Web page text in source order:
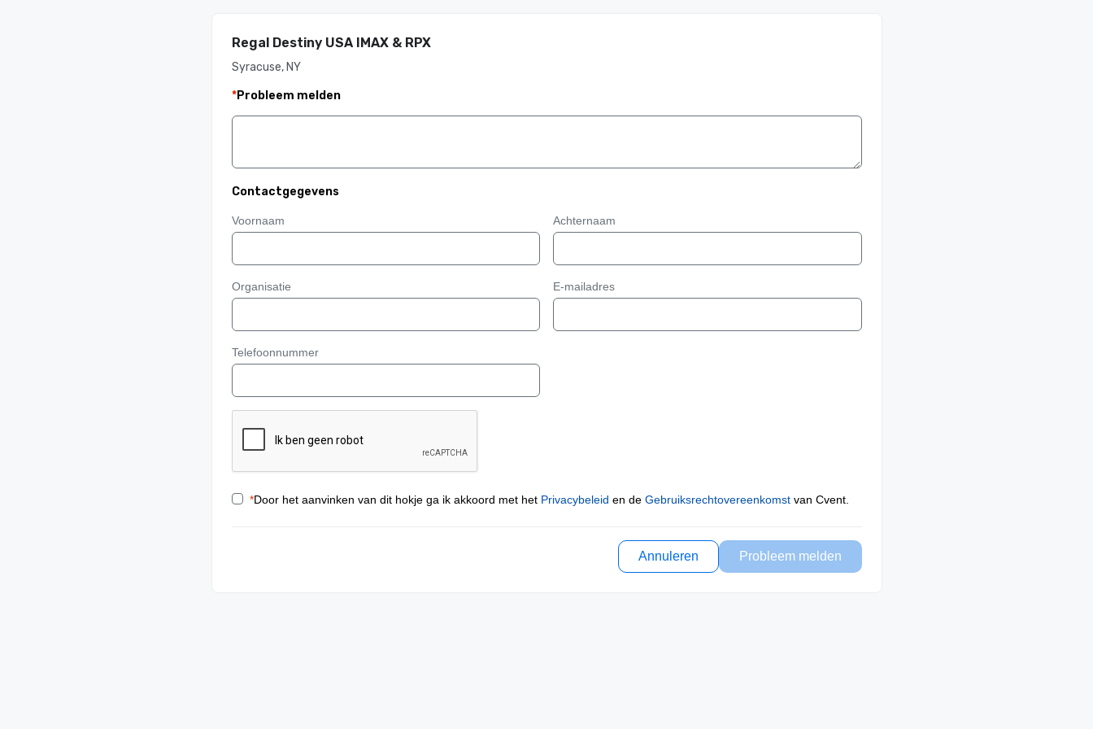
Regal Destiny USA IMAX & RPX
Syracuse, NY
*Probleem melden
Contactgegevens
Voornaam Achternaam
Organisatie E-mailadres
Telefoonnummer
*Door het aanvinken van dit hokje ga ik akkoord met het Privacybeleid en de Gebruiksrechtovereenkomstvan Cvent.
Annuleren Probleem melden